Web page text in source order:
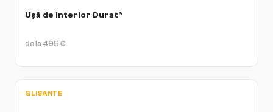
Ușă de interior Durat®
de la 495 €
GLISANTE